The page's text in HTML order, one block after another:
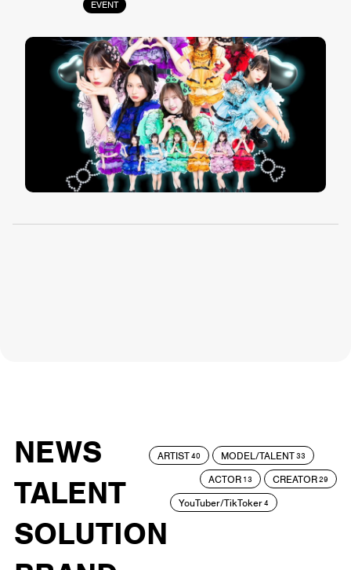
EVENT
NEWS
TALENT
SOLUTION
ARTIST40 MODEL/TALENT33
ACTOR 13 CREATOR29
YouTuber/TikToker4